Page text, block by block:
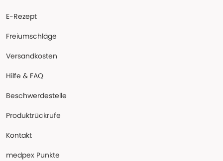
E-Rezept
Freiumschläge
Versandkosten
Hilfe & FAQ
Beschwerdestelle
Produktrückrufe
Kontakt
medpex Punkte